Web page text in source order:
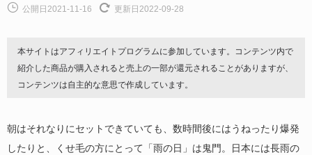
公開日2021-11-16 更新日2022-09-28
本サイトはアフィリエイトプログラムに参加しています。コンテンツ内で
紹介した商品が購入されると売上の一部が還元されることがありますが、
コンテンツは自主的な意思で作成しています。
朝はそれなりにセットできていても、数時間後にはうねったり爆発
したりと、くせ毛の方にとって「雨の日」は鬼門。日本には長雨の